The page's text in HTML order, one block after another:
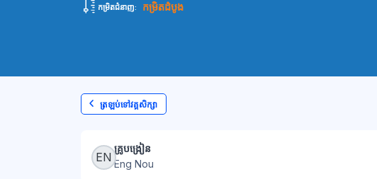
កម្រិតជំនាញ: កម្រិតដំបូង
ត្រឡប់ទៅវគ្គសិក្សា
EN
គ្រូបង្រៀន
Eng Nou